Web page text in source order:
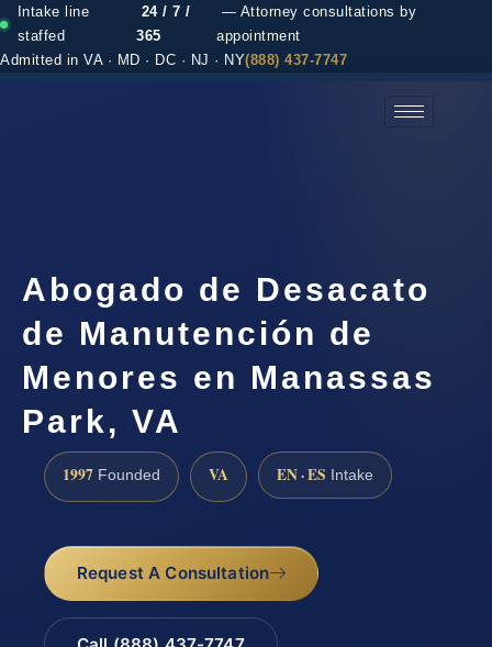
Intake line
staffed
24 / 7 /
365
— Attorney consultations by
appointment
Admitted in VA · MD · DC · NJ · NY(888) 437-7747
Abogado de Desacato
de Manutención de
Menores en Manassas
Park, VA
1997 Founded VA EN · ES Intake
Request A Consultation